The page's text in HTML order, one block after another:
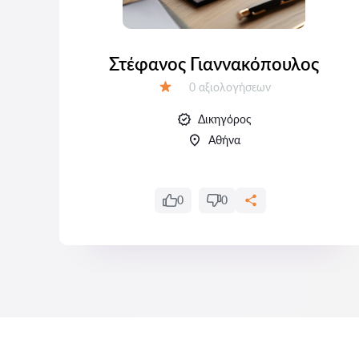
Στέφανος Γιαννακόπουλος
Αξιολογήσεις:
0 αξιολογήσεων
Δικηγόρος
Αθήνα
0 0